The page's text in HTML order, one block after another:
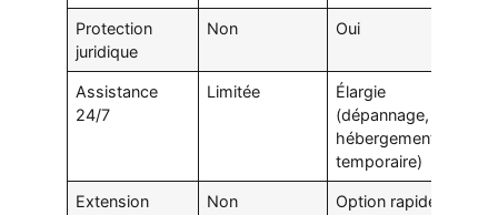
Protection
juridique
Non Oui
Assistance
24/7
Limitée
Élargie
(dépannage,
hébergement
temporaire)
Extension
Non
Option rapide à